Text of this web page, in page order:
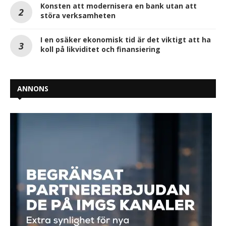
Konsten att modernisera en bank utan att
störa verksamheten
I en osäker ekonomisk tid är det viktigt att ha
koll på likviditet och finansiering
ANNONS